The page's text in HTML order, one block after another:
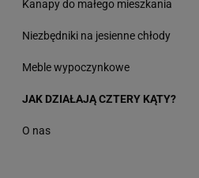
Kanapy do małego mieszkania
Niezbędniki na jesienne chłody
Meble wypoczynkowe
JAK DZIAŁAJĄ CZTERY KĄTY?
O nas